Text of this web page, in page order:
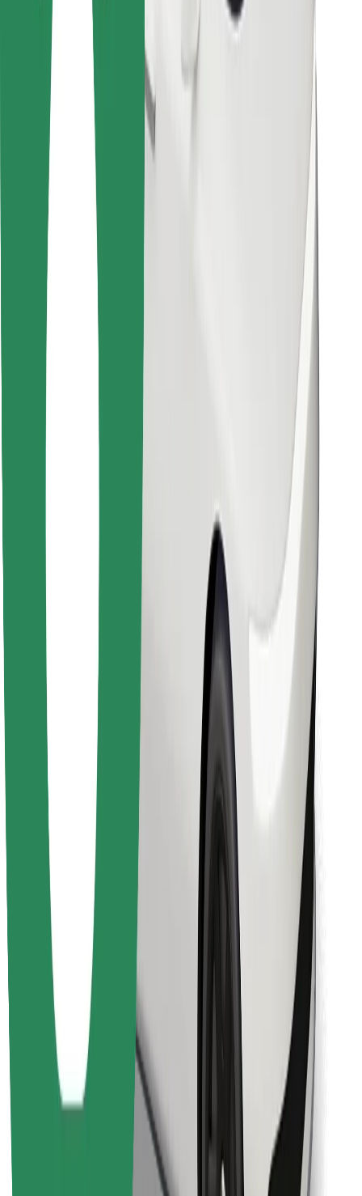
Tingimused
Turvalisus
Telli auto minutitega!
Laadi alla Bolti rakendus
Leia oma lemmiktoidud!